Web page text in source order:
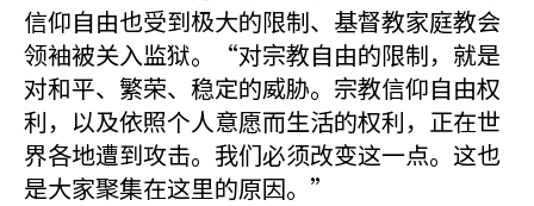
信仰自由也受到极大的限制、基督教家庭教会
领袖被关入监狱。“对宗教自由的限制，就是
对和平、繁荣、稳定的威胁。宗教信仰自由权
利，以及依照个人意愿而生活的权利，正在世
界各地遭到攻击。我们必须改变这一点。这也
是大家聚集在这里的原因。”